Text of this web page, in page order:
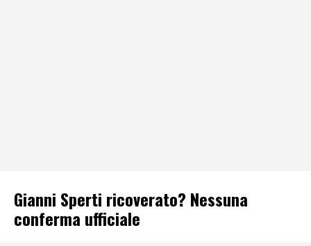
Gianni Sperti ricoverato? Nessuna
conferma ufficiale